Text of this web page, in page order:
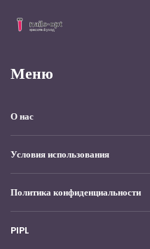
Меню
О нас
Условия использования
Политика конфиденциальности
PIPL